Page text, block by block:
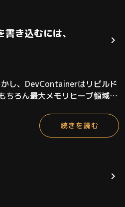
き込むには、
し、DevContainerはリビルド
ろん最大メモリヒープ領域の
続きを読む